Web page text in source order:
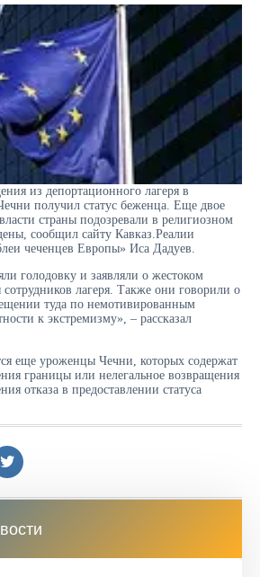
из депортационного лагеря в
получил статус беженца. Еще двое
страны подозревали в религиозном
сообщил сайту Кавказ.Реалии
чеченцев Европы» Иса Дадуев.
голодовку и заявляли о жестоком
лагеря. Также они говорили о
туда по немотивированным
к экстремизму», – рассказал
еще уроженцы Чечни, которых содержат
границы или нелегальное возвращения
отказа в предоставлении статуса